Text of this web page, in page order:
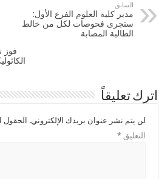
السابق
مدير كلية العلوم الفرع الأول:
ستجرى فحوصات لكل من خالط
الطالبة المصابة
فوز
اترك تعليقاً
لن يتم نشر عنوان بريدك الإلكتروني. الحقول
التعليق*